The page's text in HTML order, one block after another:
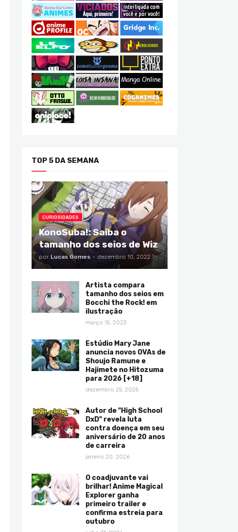
TOP 5 DA SEMANA
CURIOSIDADES
KonoSuba!: Saiba o
tamanho dos seios de Wiz
por Lucas Gomes - dezembro 10, 2022
Artista compara
tamanho dos seios em
Bocchi the Rock! em
ilustração
março 15, 2023
Estúdio Mary Jane
anuncia novos OVAs de
Shoujo Ramune e
Hajimete no Hitozuma
para 2026 [+18]
dezembro 25, 2025
Autor de "High School
DxD" revela luta
contra doença em seu
aniversário de 20 anos
de carreira
janeiro 20, 2026
O coadjuvante vai
brilhar! Anime Magical
Explorer ganha
primeiro trailer e
confirma estreia para
outubro